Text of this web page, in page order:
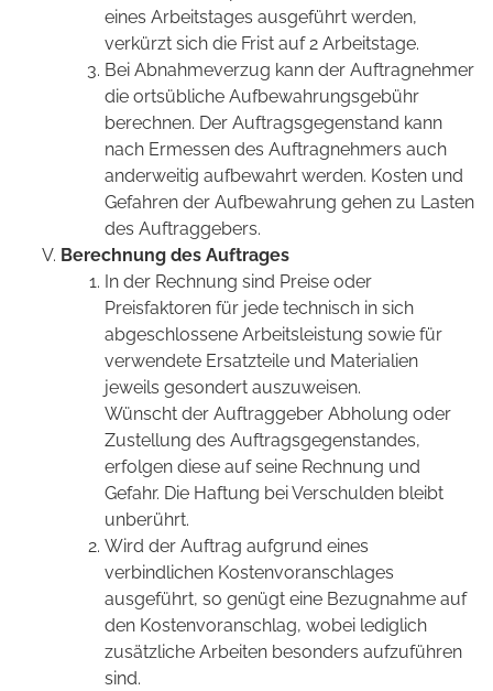
eines Arbeitstages ausgeführt werden,
verkürzt sich die Frist auf 2 Arbeitstage.
Bei Abnahmeverzug kann der Auftragnehmer
die ortsübliche Aufbewahrungsgebühr
berechnen. Der Auftragsgegenstand kann
nach Ermessen des Auftragnehmers auch
anderweitig aufbewahrt werden. Kosten und
Gefahren der Aufbewahrung gehen zu Lasten
des Auftraggebers.
Berechnung des Auftrages
In der Rechnung sind Preise oder
Preisfaktoren für jede technisch in sich
abgeschlossene Arbeitsleistung sowie für
verwendete Ersatzteile und Materialien
jeweils gesondert auszuweisen.
Wünscht der Auftraggeber Abholung oder
Zustellung des Auftragsgegenstandes,
erfolgen diese auf seine Rechnung und
Gefahr. Die Haftung bei Verschulden bleibt
unberührt.
Wird der Auftrag aufgrund eines
verbindlichen Kostenvoranschlages
ausgeführt, so genügt eine Bezugnahme auf
den Kostenvoranschlag, wobei lediglich
zusätzliche Arbeiten besonders aufzuführen
sind.